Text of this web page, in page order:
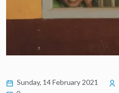
Sunday, 14 February 2021